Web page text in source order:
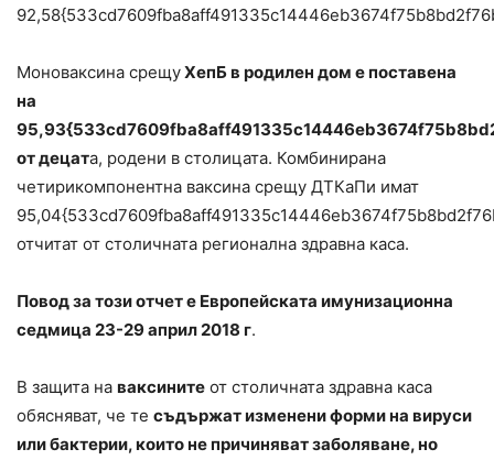
Моноваксина срещуХепБ в родилен дом е поставена
на
от децата, родени в столицата. Комбинирана
четирикомпонентна ваксина срещу ДТКаПи имат
отчитат от столичната регионална здравна каса.
Повод за този отчет е Европейската имунизационна
седмица 23-29 април 2018 г.
В защита на ваксините от столичната здравна каса
обясняват, че те съдържат изменени форми на вируси
или бактерии, които не причиняват заболяване, но